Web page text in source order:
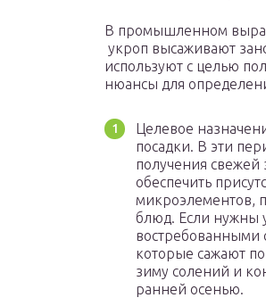
В промышленном
укроп высаживают
используют с целью
нюансы для
Целевое
посадки. В эти
получения свежей
обеспечить
микроэлементов,
блюд. Если нужны
востребованными
которые сажают
зиму солений и
ранней осенью.